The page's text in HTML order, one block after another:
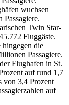
wuchsen
Passagiere.
Twin Star-
Fluggäste.
die
Passagiere.
Flughafen in St.
auf rund 1,7
von 3,4 Prozent
auf